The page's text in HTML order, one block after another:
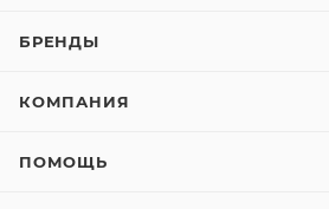
БРЕНДЫ
КОМПАНИЯ
ПОМОЩЬ